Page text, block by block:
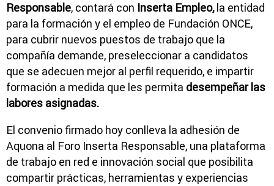
Responsable, contará con Inserta Empleo,la entidad
para la formación y el empleo de Fundación ONCE,
para cubrir nuevos puestos de trabajo que la
compañía demande, preseleccionar a candidatos
que se adecuen mejor al perfil requerido, e impartir
formación a medida que les permita desempeñar las
labores asignadas.
El convenio firmado hoy conlleva la adhesión de
Aquona al Foro Inserta Responsable, una plataforma
de trabajo en red e innovación social que posibilita
compartir prácticas, herramientas y experiencias